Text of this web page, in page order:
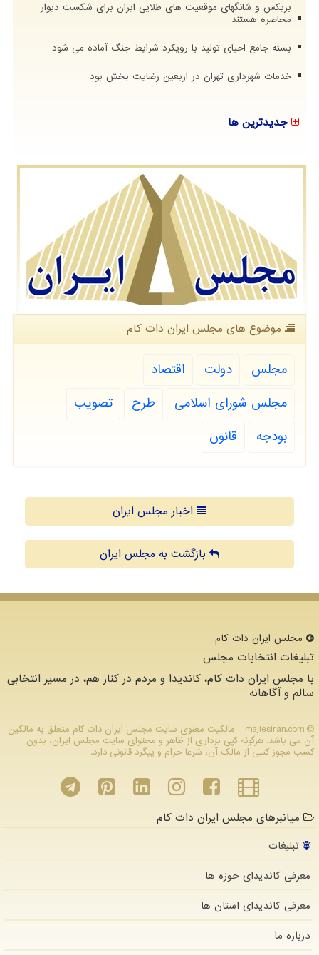
بریکس و شانگهای موقعیت های طلایی ایران برای شکست دیوار
محاصره هستند
بسته جامع احیای تولید با رویکرد شرایط جنگ آماده می شود
خدمات شهرداری تهران در اربعین رضایت بخش بود
جدیدترین ها
موضوع های مجلس ایران دات كام
مجلس دولت
اقتصاد
مجلس شورای اسلامی
طرح
تصویب
بودجه
قانون
اخبار مجلس ایران
بازگشت به مجلس ایران
مجلس ایران دات كام
تبلیغات انتخابات مجلس
با مجلس ایران دات کام، کاندیدا و مردم در کنار هم، در مسیر انتخابی
سالم و آگاهانه
majlesiran.com - مالکیت معنوی سایت مجلس ایران دات كام متعلق به مالکین
آن می باشد. هرگونه کپی برداری از ظاهر و محتوای سایت مجلس ایران، بدون
کسب مجوز کتبی از مالک آن، شرعا حرام و پیگرد قانونی دارد.
میانبرهای مجلس ایران دات کام
تبلیغات
معرفی کاندیدای حوزه ها
معرفی کاندیدای استان ها
درباره ما